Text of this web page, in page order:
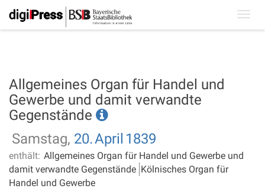
Allgemeines Organ für Handel und
Gewerbe und damit verwandte
Gegenstände
Samstag, 20.April 1839
enthält: Allgemeines Organ für Handel und Gewerbe und
damit verwandte Gegenstände Kölnisches Organ für
Handel und Gewerbe